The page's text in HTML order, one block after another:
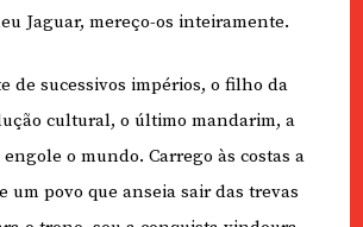
Jaguar, mereço-os inteiramente.
de sucessivos impérios, o filho da
cultural, o último mandarim, a
o mundo. Carrego às costas a
um povo que anseia sair das trevas